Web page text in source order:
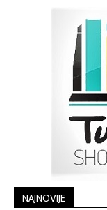
NAJNOVIJE